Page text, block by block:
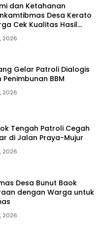
dan Ketahanan
Desa Kerato
Cek Kualitas Hasil
2026
Gelar Patroli Dialogis
Penimbunan BBM
2026
Tengah Patroli Cegah
di Jalan Praya-Mujur
2026
Desa Bunut Baok
dengan Warga untuk
2026